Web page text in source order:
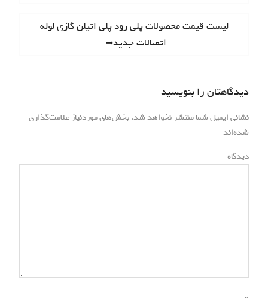
Next
لیست قیمت محصولات پلی رود پلی اتیلن گازی لوله
اتصالات جدید
دیدگاهتان را بنویسید
نشانی ایمیل شما منتشر نخواهد شد.بخش‌های موردنیاز علامت‌گذاری
شده‌اند
دیدگاه*